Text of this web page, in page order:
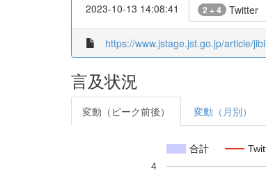
2023-10-13 14:08:41 2 + 4 Twitter
https://www.jstage.jst.go.jp/article/
言及状況
変動（ピーク前後） 変動（月別）
合計
4